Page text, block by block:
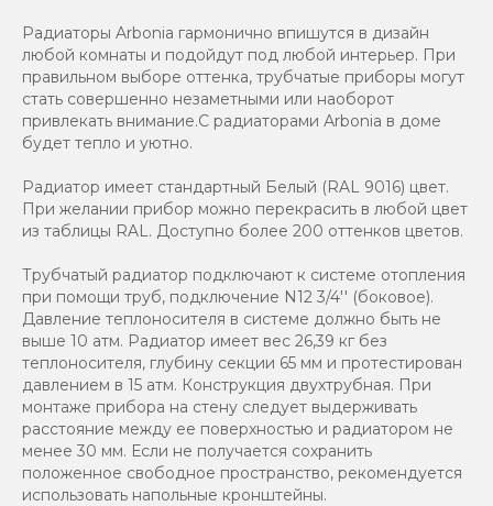
Радиаторы Arbonia гармонично впишутся в дизайн
любой комнаты и подойдут под любой интерьер. При
правильном выборе оттенка, трубчатые приборы могут
стать совершенно незаметными или наоборот
привлекать внимание.С радиаторами Аrbonia в доме
будет тепло и уютно.
Радиатор имеет стандартный Белый (RAL 9016) цвет.
При желании прибор можно перекрасить в любой цвет
из таблицы RAL. Доступно более 200 оттенков цветов.
Трубчатый радиатор подключают к системе отопления
при помощи труб, подключение N12 3/4'' (боковое).
Давление теплоносителя в системе должно быть не
выше 10 атм. Радиатор имеет вес 26,39 кг без
теплоносителя, глубину секции 65 мм и протестирован
давлением в 15 атм. Конструкция двухтрубная. При
монтаже прибора на стену следует выдерживать
расстояние между ее поверхностью и радиатором не
менее 30 мм. Если не получается сохранить
положенное свободное пространство, рекомендуется
использовать напольные кронштейны.